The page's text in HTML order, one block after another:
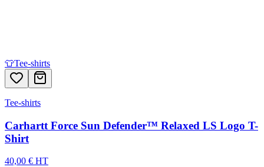
👕Tee-shirts
Tee-shirts
Carhartt Force Sun Defender™ Relaxed LS Logo T-
Shirt
40,00 € HT